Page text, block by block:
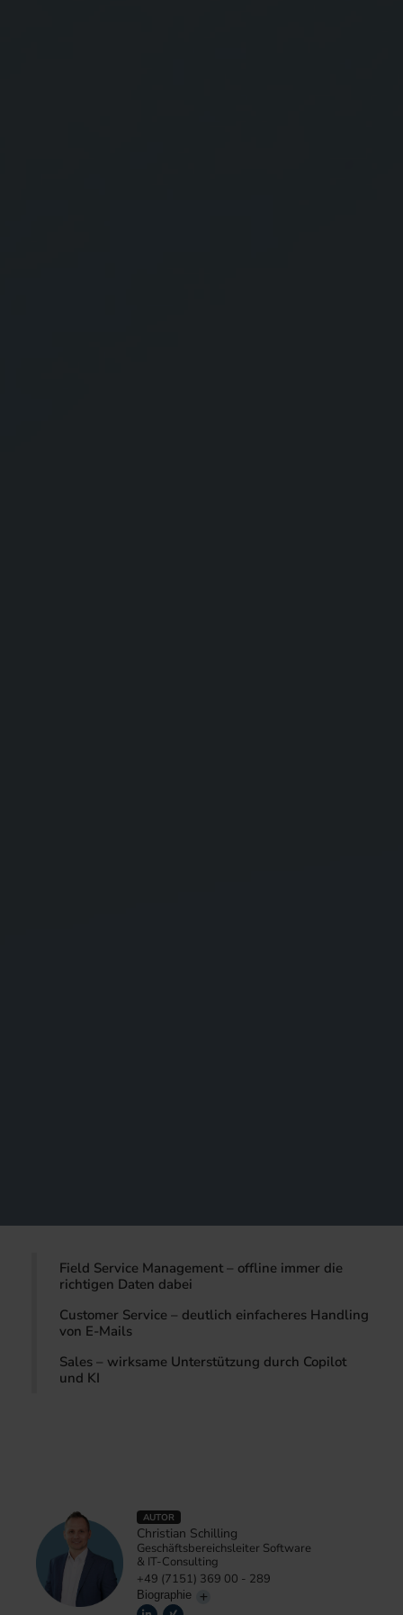
Field Service Management – offline immer die
richtigen Daten dabei
Customer Service – deutlich einfacheres Handling
von E-Mails
Sales – wirksame Unterstützung durch Copilot
und KI
AUTOR
Christian Schilling
Geschäftsbereichsleiter Software
& IT-Consulting
+49 (7151) 369 00 - 289
Biographie